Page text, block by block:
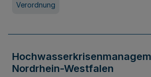
Verordnung
Nordrhein-Westfalen